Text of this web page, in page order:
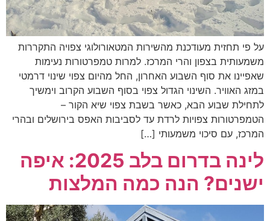
על פי תחזית מעודכנת מהשירות המטאורולוגי צפויה התקררות
משמעותית בצפון והרי המרכז. למרות טמפרטורות נעימות
שאפיינו את סוף השבוע האחרון, החל מהיום צפוי שינוי דרמטי
במזג האוויר. השינוי הגדול צפוי בסוף השבוע הקרוב וימשיך
לתחילת שבוע הבא, כאשר בשבת צפוי שיא הקור –
הטמפרטורות צפויות לרדת עד לסביבות האפס בירושלים ובהרי
המרכז, עם סיכוי משמעותי […]
לינה בדרום בלב 2025: איפה
ישנים? הנה כמה המלצות